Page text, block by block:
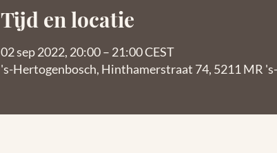
Tijd en locatie
02 sep 2022, 20:00 – 21:00 CEST
's-Hertogenbosch, Hinthamerstraat 74, 5211 MR